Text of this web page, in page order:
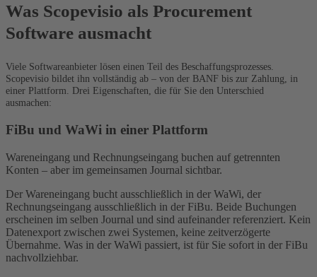
Was Scopevisio als Procurement
Software ausmacht
Viele Softwareanbieter lösen einen Teil des Beschaffungsprozesses.
Scopevisio bildet ihn vollständig ab – von der BANF bis zur Zahlung, in
einer Plattform. Drei Eigenschaften, die für Sie den Unterschied
ausmachen:
FiBu und WaWi in einer Plattform
Wareneingang und Rechnungseingang buchen auf getrennten
Konten – aber im gemeinsamen Journal sichtbar.
Der Wareneingang bucht ausschließlich in der WaWi, der
Rechnungseingang ausschließlich in der FiBu. Beide Buchungen
erscheinen im selben Journal und sind aufeinander referenziert. Kein
Datenexport zwischen zwei Systemen, keine zeitverzögerte
Übernahme. Was in der WaWi passiert, ist für Sie sofort in der FiBu
nachvollziehbar.